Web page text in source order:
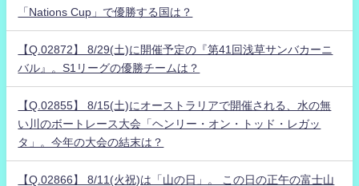
「Nations Cup」で優勝する国は？
【Q.02872】 8/29(土)に開催予定の『第41回浅草サンバカーニ
バル』。S1リーグの優勝チームは？
【Q.02855】 8/15(土)にオーストラリアで開催される、水の無
い川のボートレース大会「ヘンリー・オン・トッド・レガッ
タ」。今年の大会の結末は？
【Q.02866】 8/11(火祝)は「山の日」。 この日の正午の富士山